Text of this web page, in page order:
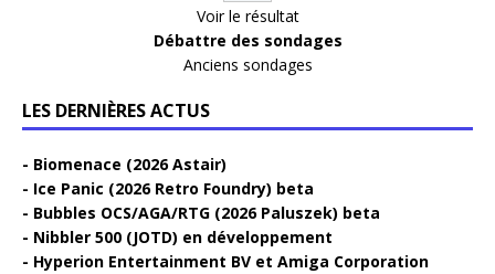
Voir le résultat
Débattre des sondages
Anciens sondages
LES DERNIÈRES ACTUS
Biomenace (2026 Astair)
Ice Panic (2026 Retro Foundry) beta
Bubbles OCS/AGA/RTG (2026 Paluszek) beta
Nibbler 500 (JOTD) en développement
Hyperion Entertainment BV et Amiga Corporation